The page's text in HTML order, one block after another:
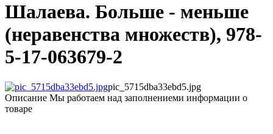
Шалаева. Больше - меньше
(неравенства множеств), 978-
5-17-063679-2
pic_5715dba33ebd5.jpg
Описание Мы работаем над заполнениеми информации о
товаре